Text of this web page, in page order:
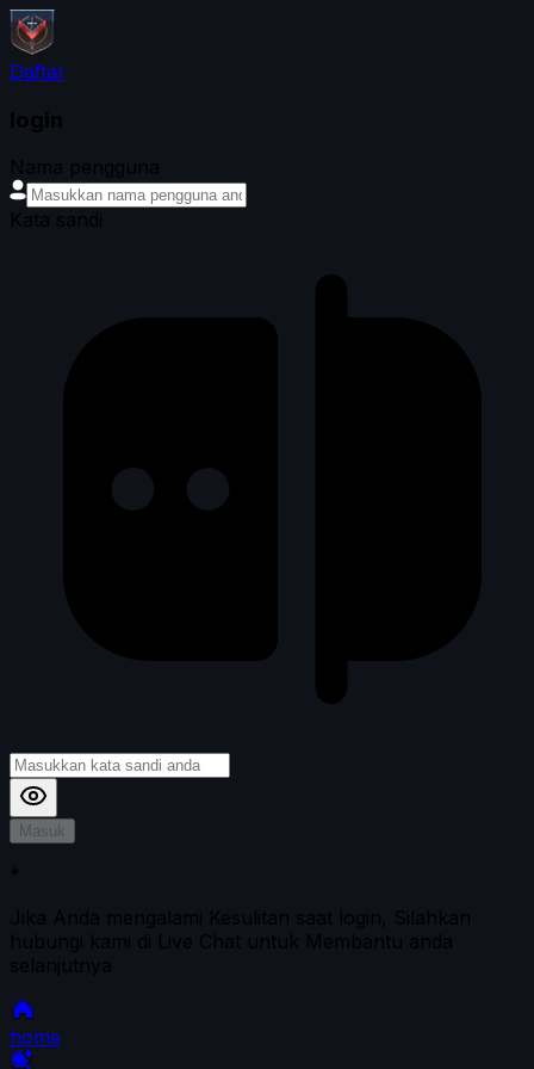
Daftar
login
Nama pengguna
Kata sandi
Masuk
*
Jika Anda mengalami Kesulitan saat login, Silahkan
hubungi kami di Live Chat untuk Membantu anda
selanjutnya
home